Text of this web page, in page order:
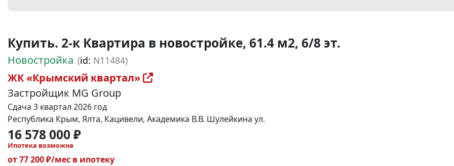
Купить. 2-к Квартира в новостройке, 61.4 м2, 6/8 эт.
Новостройка (id: N11484)
ЖК «Крымский квартал»
Застройщик MG Group
Сдача 3 квартал 2026 год
Республика Крым, Ялта, Кацивели, Академика В.В. Шулейкина ул.
16 578 000 ₽
Ипотека возможна
от 77 200 ₽/мес в ипотеку